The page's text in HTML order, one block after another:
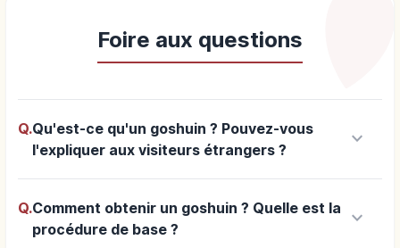
Foire aux questions
Q.Qu'est-ce qu'un goshuin ? Pouvez-vous
l'expliquer aux visiteurs étrangers ?
keyboard_arrow_down
Q.Comment obtenir un goshuin ? Quelle est la
procédure de base ?
keyboard_arrow_down